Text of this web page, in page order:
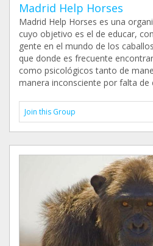
Madrid Help Horses
Madrid Help Horses es una
cuyo objetivo es el de educar,
gente en el mundo de los
que donde es frecuente
como psicológicos tanto de
manera inconsciente por falta de
Join this Group